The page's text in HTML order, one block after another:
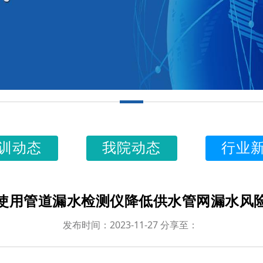
动态 我院动态 行业
用管道漏水检测仪降低供水管网漏水风
发布时间：2023-11-27 分享至：